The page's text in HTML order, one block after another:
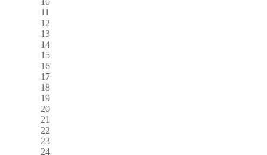
11
12
13
14
15
16
17
18
19
20
21
22
23
24